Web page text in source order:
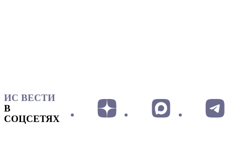
ИС ВЕСТИ
В
СОЦСЕТЯХ